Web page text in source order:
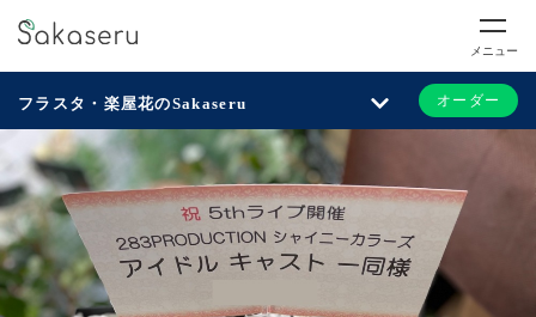
メニュー
フラスタ・楽屋花のSakaseru オーダー